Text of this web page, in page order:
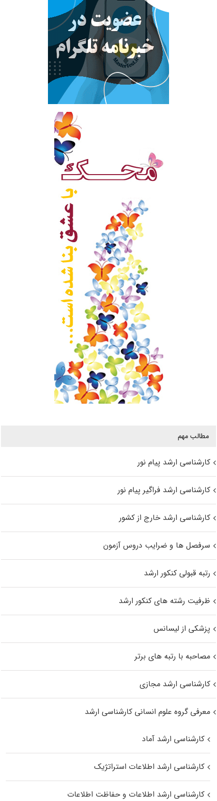
مطالب مهم
کارشناسی ارشد پیام نور
کارشناسی ارشد فراگیر پیام نور
کارشناسی ارشد خارج از کشور
سرفصل ها و ضرایب دروس آزمون
رتبه قبولی کنکور ارشد
ظرفیت رشته های کنکور ارشد
پزشکی از لیسانس
مصاحبه با رتبه های برتر
کارشناسی ارشد مجازی
معرفی گروه علوم انسانی کارشناسی ارشد
کارشناسی ارشد آماد
کارشناسی ارشد اطلاعات استراتژیک
کارشناسی ارشد اطلاعات و حفاظت اطلاعات